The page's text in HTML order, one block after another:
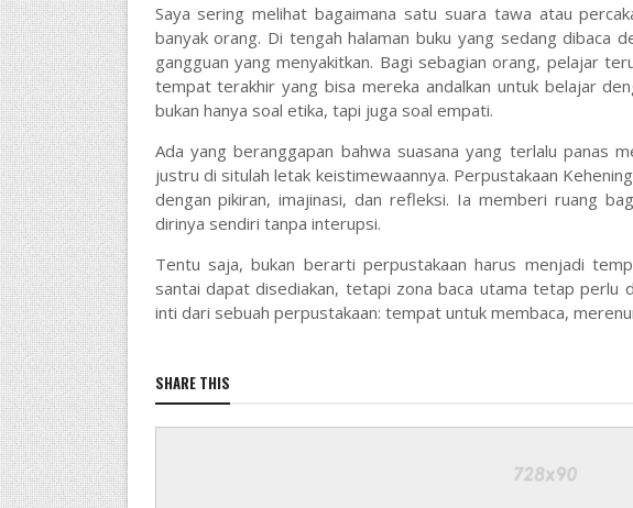
Saya sering melihat bagaimana satu suara tawa atau
banyak orang. Di tengah halaman buku yang sedang dibaca
gangguan yang menyakitkan. Bagi sebagian orang, pelajar
tempat terakhir yang bisa mereka andalkan untuk belajar
bukan hanya soal etika, tapi juga soal empati.
Ada yang beranggapan bahwa suasana yang terlalu panas
justru di situlah letak keistimewaannya. Perpustakaan
dengan pikiran, imajinasi, dan refleksi. Ia memberi ruang
dirinya sendiri tanpa interupsi.
Tentu saja, bukan berarti perpustakaan harus menjadi
santai dapat disediakan, tetapi zona baca utama tetap perlu
inti dari sebuah perpustakaan: tempat untuk membaca,
SHARE THIS